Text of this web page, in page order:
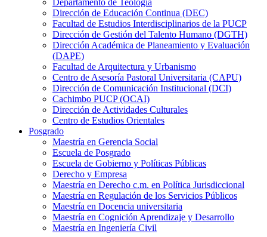
Departamento de Teología
Dirección de Educación Continua (DEC)
Facultad de Estudios Interdisciplinarios de la PUCP
Dirección de Gestión del Talento Humano (DGTH)
Dirección Académica de Planeamiento y Evaluación
(DAPE)
Facultad de Arquitectura y Urbanismo
Centro de Asesoría Pastoral Universitaria (CAPU)
Dirección de Comunicación Institucional (DCI)
Cachimbo PUCP (OCAI)
Dirección de Actividades Culturales
Centro de Estudios Orientales
Posgrado
Maestría en Gerencia Social
Escuela de Posgrado
Escuela de Gobierno y Políticas Públicas
Derecho y Empresa
Maestría en Derecho c.m. en Política Jurisdiccional
Maestría en Regulación de los Servicios Públicos
Maestría en Docencia universitaria
Maestría en Cognición Aprendizaje y Desarrollo
Maestría en Ingeniería Civil